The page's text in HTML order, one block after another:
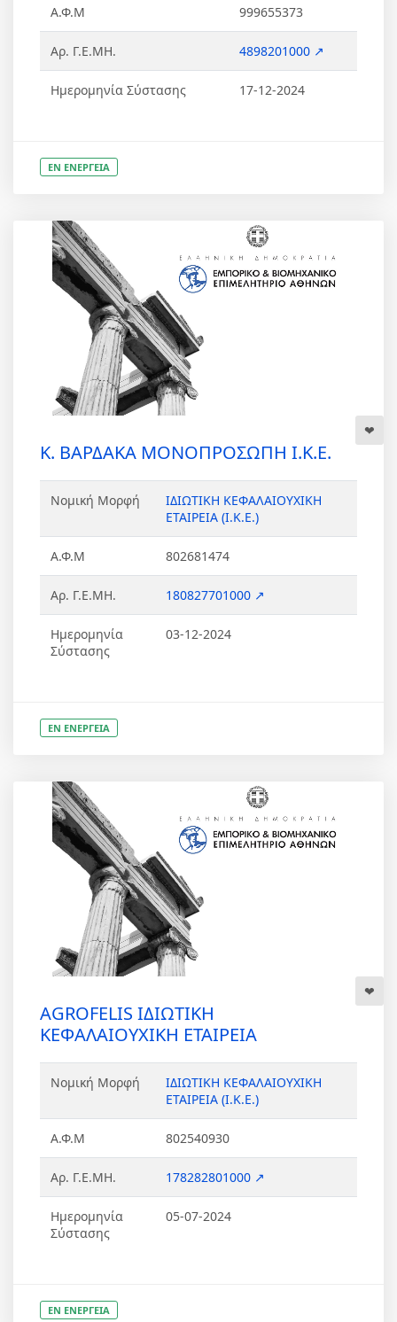
Α.Φ.Μ 999655373
Αρ. Γ.Ε.ΜΗ. 4898201000 ↗
Ημερομηνία Σύστασης 17-12-2024
ΕΝ ΕΝΕΡΓΕΙΑ
Κ. ΒΑΡΔΑΚΑ ΜΟΝΟΠΡΟΣΩΠΗ Ι.Κ.Ε.
Νομική Μορφή
ΙΔΙΩΤΙΚΗ ΚΕΦΑΛΑΙΟΥΧΙΚΗ
ΕΤΑΙΡΕΙΑ (Ι.Κ.Ε.)
Α.Φ.Μ 802681474
Αρ. Γ.Ε.ΜΗ. 180827701000 ↗
Ημερομηνία
Σύστασης
03-12-2024
ΕΝ ΕΝΕΡΓΕΙΑ
AGROFELIS ΙΔΙΩΤΙΚΗ
ΚΕΦΑΛΑΙΟΥΧΙΚΗ ΕΤΑΙΡΕΙΑ
Νομική Μορφή
ΙΔΙΩΤΙΚΗ ΚΕΦΑΛΑΙΟΥΧΙΚΗ
ΕΤΑΙΡΕΙΑ (Ι.Κ.Ε.)
Α.Φ.Μ 802540930
Αρ. Γ.Ε.ΜΗ. 178282801000 ↗
Ημερομηνία
Σύστασης
05-07-2024
ΕΝ ΕΝΕΡΓΕΙΑ